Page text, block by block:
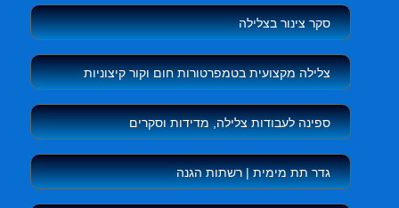
סקר צינור בצלילה
צלילה מקצועית בטמפרטורות חום וקור קיצוניות
ספינה לעבודות צלילה, מדידות וסקרים
גדר תת מימית | רשתות הגנה